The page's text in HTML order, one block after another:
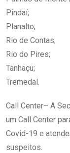
Pindaí;
Planalto;
Rio de Contas;
Rio do Pires;
Tanhaçu;
Tremedal.
Call Center– A
um Call Center
Covid-19 e
suspeitos.